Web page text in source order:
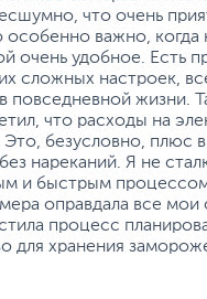
что очень
важно, когда
очень удобное. Есть
сложных настроек,
повседневной жизни.
что расходы на
безусловно, плюс
нареканий. Я не
и быстрым
оправдала все
процесс
для хранения